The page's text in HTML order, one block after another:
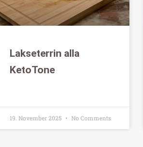
Lakseterrin alla
KetoTone
19. November 2025 No Comments